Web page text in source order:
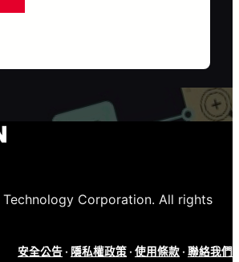
Technology Corporation. All rights
安全公告 · 隱私權政策 · 使用條款 · 聯絡我們